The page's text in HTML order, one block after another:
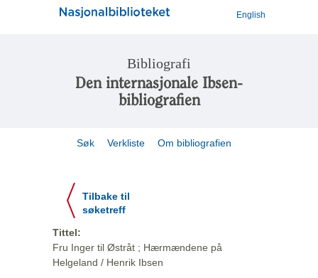
English
Bibliografi
Den internasjonale Ibsen-
bibliografien
Søk Verkliste Om bibliografien
Tilbake til
søketreff
Tittel:
Fru Inger til Østråt ; Hærmændene på
Helgeland / Henrik Ibsen